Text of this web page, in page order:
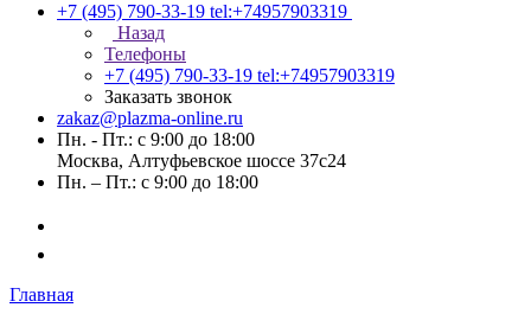
+7 (495) 790-33-19 tel:+74957903319
Назад
Телефоны
+7 (495) 790-33-19 tel:+74957903319
Заказать звонок
zakaz@plazma-online.ru
Пн. - Пт.: с 9:00 до 18:00
Москва, Алтуфьевское шоссе 37с24
Пн. – Пт.: с 9:00 до 18:00
Главная